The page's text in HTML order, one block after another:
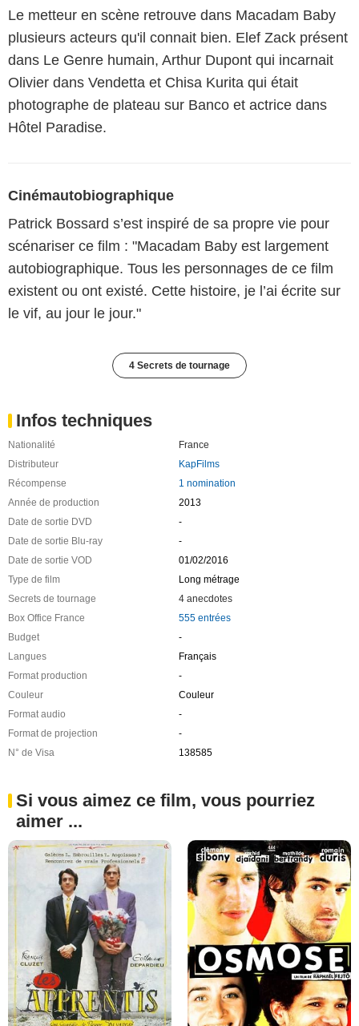
Le metteur en scène retrouve dans Macadam Baby
plusieurs acteurs qu'il connait bien. Elef Zack présent
dans Le Genre humain, Arthur Dupont qui incarnait
Olivier dans Vendetta et Chisa Kurita qui était
photographe de plateau sur Banco et actrice dans
Hôtel Paradise.
Cinémautobiographique
Patrick Bossard s’est inspiré de sa propre vie pour
scénariser ce film : "Macadam Baby est largement
autobiographique. Tous les personnages de ce film
existent ou ont existé. Cette histoire, je l’ai écrite sur
le vif, au jour le jour."
4 Secrets de tournage
Infos techniques
Nationalité
France
Distributeur
KapFilms
Récompense
1 nomination
Année de production
2013
Date de sortie DVD
-
Date de sortie Blu-ray
-
Date de sortie VOD
01/02/2016
Type de film
Long métrage
Secrets de tournage
4 anecdotes
Box Office France
555 entrées
Budget
-
Langues
Français
Format production
-
Couleur
Couleur
Format audio
-
Format de projection
-
N° de Visa
138585
Si vous aimez ce film, vous pourriez
aimer ...